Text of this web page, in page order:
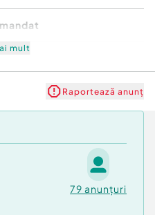
mult
Raportează anunț
79 anunțuri